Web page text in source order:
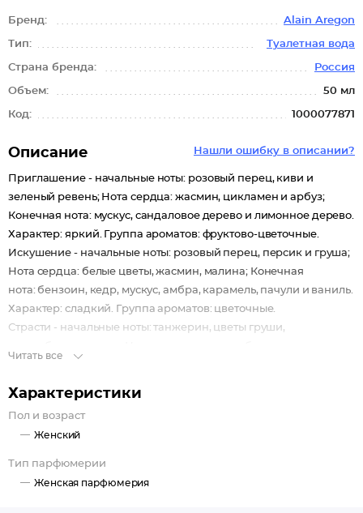
Бренд: Alain Aregon
Тип: Туалетная вода
Страна бренда: Россия
Объем: 50 мл
Код: 1000077871
Нашли ошибку в описании?
Описание
Приглашение - начальные ноты: розовый перец, киви и
зеленый ревень; Нота сердца: жасмин, цикламен и арбуз;
Конечная нота: мускус, сандаловое дерево и лимонное дерево.
Характер: яркий. Группа ароматов: фруктово-цветочные.
Искушение - начальные ноты: розовый перец, персик и груша;
Нота сердца: белые цветы, жасмин, малина; Конечная
нота: бензоин, кедр, мускус, амбра, карамель, пачули и ваниль.
Характер: сладкий. Группа ароматов: цветочные.
Страсти - начальные ноты: танжерин, цветы груши,
Удовольствий - начальные ноты: грейпфрут, огурец и магнолия;
Нота сердца: тубероза, роза, ландыш, фиалка, зеленое яблоко;
Конечная нота: амбра и сандаловое дерево. Характер: свежий.
Группа ароматов: фруктовые.
Читать все
Характеристики
Пол и возраст
Женский
Тип парфюмерии
Женская парфюмерия